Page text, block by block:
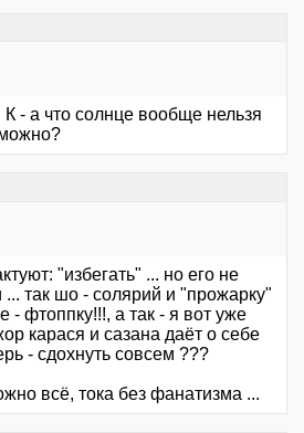
- а что солнце вообще нельзя
"избегать" ... но его не
так шо - солярий и "прожарку"
- фтоппку!!!, а так - я вот уже
карася и сазана даёт о себе
- сдохнуть совсем ???
всё, тока без фанатизма ...